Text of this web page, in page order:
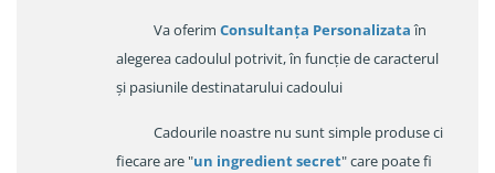
Va oferim Consultanța Personalizataîn
alegerea cadoulul potrivit, în funcție de caracterul
și pasiunile destinatarului cadoului
Cadourile noastre nu sunt simple produse ci
fiecare are "un ingredient secret" care poate fi